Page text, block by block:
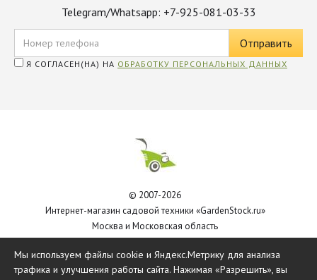
Telegram/Whatsapp: +7-925-081-03-33
Я СОГЛАСЕН(НА) НА ОБРАБОТКУ ПЕРСОНАЛЬНЫХ ДАННЫХ
© 2007-2026
Интернет-магазин садовой техники «GardenStock.ru»
Москва и Московская область
Мы используем файлы cookie и Яндекс.Метрику для анализа
трафика и улучшения работы сайта. Нажимая «Разрешить», вы